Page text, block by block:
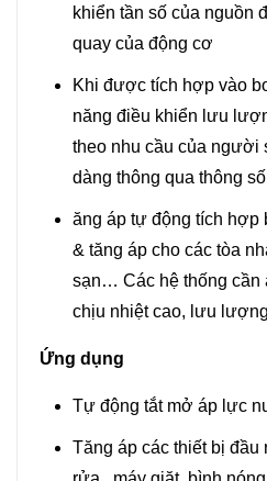
khiển tần số của nguồn
quay của động cơ
Khi được tích hợp vào
năng điều khiển lưu
theo nhu cầu của người
dàng thông qua thông
ăng áp tự động tích hợp
& tăng áp cho các tòa
sạn… Các hệ thống cần
chịu nhiệt cao, lưu
Ứng dụng
Tự động tắt mở áp lực
Tăng áp các thiết bị đầu